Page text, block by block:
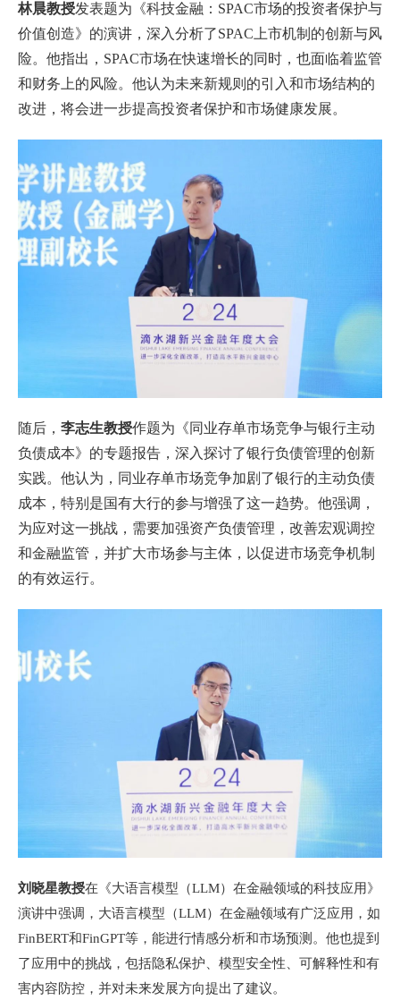
林晨教授发表题为《科技金融：SPAC市场的投资者保护与
价值创造》的演讲，深入分析了SPAC上市机制的创新与风
险。他指出，SPAC市场在快速增长的同时，也面临着监管
和财务上的风险。他认为未来新规则的引入和市场结构的
改进，将会进一步提高投资者保护和市场健康发展。
随后， 李志生教授作题为《同业存单市场竞争与银行主动
负债成本》的专题报告，深入探讨了银行负债管理的创新
实践。他认为，同业存单市场竞争加剧了银行的主动负债
成本，特别是国有大行的参与增强了这一趋势。他强调，
为应对这一挑战，需要加强资产负债管理，改善宏观调控
和金融监管，并扩大市场参与主体，以促进市场竞争机制
的有效运行。
刘晓星教授在《大语言模型（LLM）在金融领域的科技应用》
演讲中强调，大语言模型（LLM）在金融领域有广泛应用，如
FinBERT和FinGPT等，能进行情感分析和市场预测。他也提到
了应用中的挑战，包括隐私保护、模型安全性、可解释性和有
害内容防控，并对未来发展方向提出了建议。